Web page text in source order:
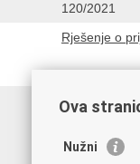
120/2021
Rješenje o
Portal sudova
Ova
Nužni